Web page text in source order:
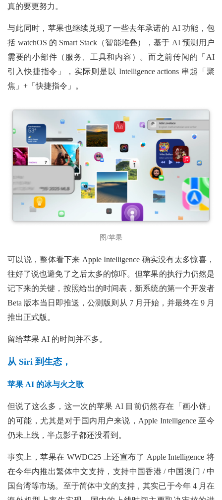
真的要更努力。
与此同时，苹果也继续兑现了一些去年承诺的 AI 功能，包
括 watchOS 的 Smart Stack（智能堆叠），基于 AI 预测用户
需要的小部件（服务、工具和内容）。而之前传闻的「AI
引入快捷指令」，实际则是以 Intelligence actions 串起「聚
焦」+「快捷指令」。
图/苹果
可以说，整体看下来 Apple Intelligence 确实没有太多惊喜，
往好了说也避免了之后太多的惊吓。但苹果的执行力仍然是
记下来的关键，按照给出的时间表，新系统的第一个开发者
Beta 版本当日即推送，公测版则从 7 月开始，并最终在 9 月
推出正式版。
留给苹果 AI 的时间并不多。
从 Siri 到生态，
苹果 AI 的冰与火之歌
但说了这么多，这一次的苹果 AI 目前仍然存在「画小饼」
的可能，尤其是对于国内用户来说，Apple Intelligence 至今
仍未上线，半点影子都还没看到。
事实上，苹果在 WWDC25 上还宣布了 Apple Intelligence 将
在今年内推出繁体中文支持，支持中国香港 / 中国澳门 / 中
国台湾等市场。至于简体中文的支持，其实已于今年 4 月在